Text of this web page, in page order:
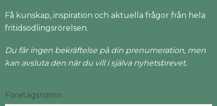
Få kunskap, inspiration och aktuella frågor från hela
fritidsodlingsrörelsen.
Du får ingen bekräftelse på din prenumeration, men
kan avsluta den när du vill i själva nyhetsbrevet.
Företagsnamn